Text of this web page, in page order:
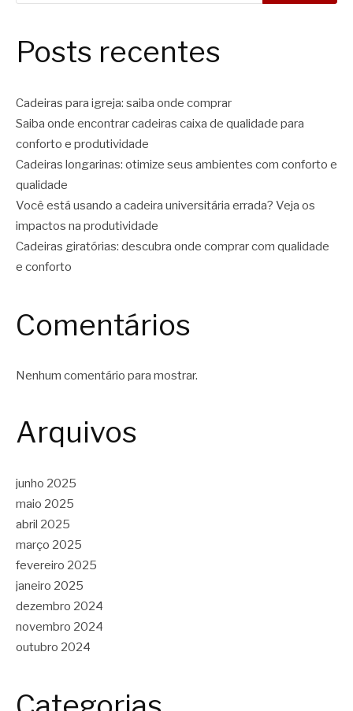
Posts recentes
Cadeiras para igreja: saiba onde comprar
Saiba onde encontrar cadeiras caixa de qualidade para
conforto e produtividade
Cadeiras longarinas: otimize seus ambientes com conforto e
qualidade
Você está usando a cadeira universitária errada? Veja os
impactos na produtividade
Cadeiras giratórias: descubra onde comprar com qualidade
e conforto
Comentários
Nenhum comentário para mostrar.
Arquivos
junho 2025
maio 2025
abril 2025
março 2025
fevereiro 2025
janeiro 2025
dezembro 2024
novembro 2024
outubro 2024